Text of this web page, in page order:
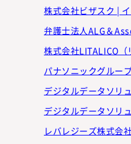
株式会社ビザスク |
株式会社LITALICO
デジタルデータソリ
デジタルデータソリ
レバレジーズ株式会